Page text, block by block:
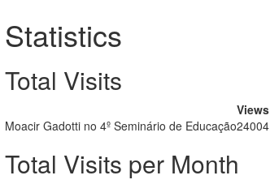
Statistics
Total Visits
Views
Moacir Gadotti no 4º Seminário de Educação24004
Total Visits per Month